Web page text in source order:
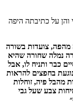
והן על כתיבתה היפה
מהפה, צועדות בשורה
נמלה שחורה שהיא
כבר ותניח לו, אבל
בחפצים להראות
מהבל פיה, זוחלות
צבע שעל גבי